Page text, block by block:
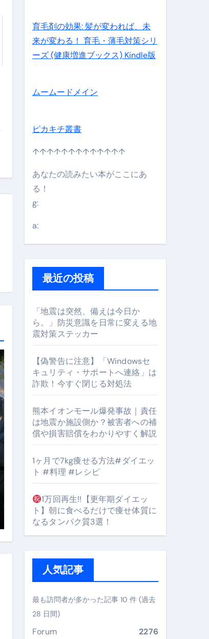
さらに貧しくなります。【 竹花貴騎 切り抜き 会社員
】 #bitcoin #全財産 #暗号資産
トレ #美容 #健康 #雑学 #ナレーター #小林将大
独自ドメイン
に入れる方法
テム」完全ガイド
全
／FDA／ソラシドエアを目的別に選ぶコツと、失敗し
選ばれている新定番ドメイン
育毛剤の効果: 髪が変われば、未
来が変わる！ 育毛・薄毛対策シリ
ーズ (健康増進ブックス) Kindle版
ムームードメイン
ピカキチ叢書
↑↑↑↑↑↑↑↑↑↑↑↑↑
あなたの読みたい本がここにあ
る！
g:
a:
最近の投稿
「地震は突然、備えは今日か
ら。」防災意識を日常に変える地
震対策ステッカー
【偽警告に注意】「Windowsセ
キュリティ・サポートへ連絡」は
詐欺！今すぐ閉じる対処法
熊本イオンモール爆発事故｜責任
は地震か施設側か？被害者への補
償や損害賠償をわかりやすく解説
1ヶ月で7kg痩せる方法#ダイエッ
ト #料理 #レシピ
1万回再生!!【更年期ダイエッ
ト】朝に食べるだけで痩せ体質に
なるタンパク質3選！
人気記事
最も訪問者が多かった記事 10 件 (過去
28 日間)
Forum 2276